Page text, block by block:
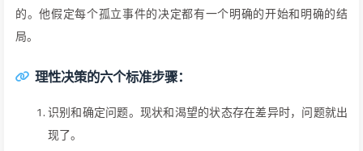
的。他假定每个孤立事件的决定都有一个明确的开始和明确的结
局。
理性决策的六个标准步骤：
识别和确定问题。现状和渴望的状态存在差异时，问题就出
现了。